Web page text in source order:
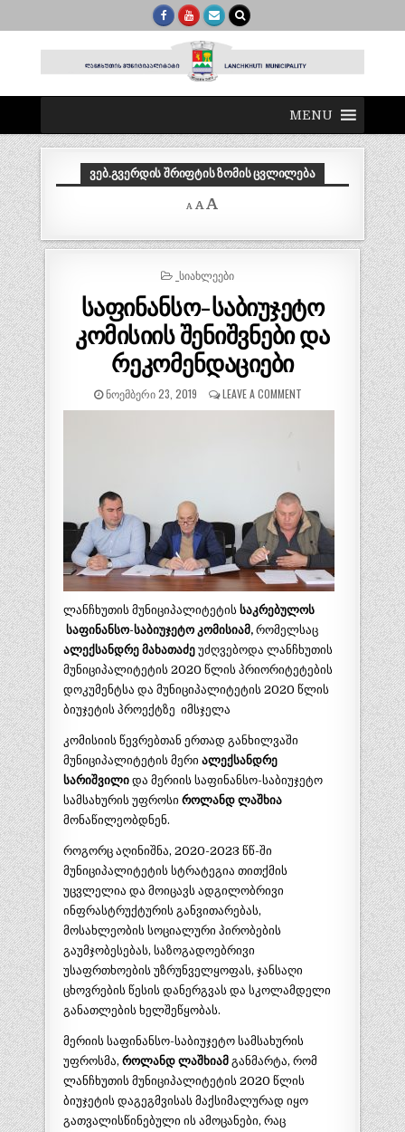
MENU
ᲕᲔᲑ.ᲒᲕᲔᲠᲓᲘᲡ ᲨᲠᲘᲤᲢᲘᲡ ᲖᲝᲛᲘᲡ ᲪᲕᲚᲘᲚᲔᲑᲐ
A
Decrease
font
A Reset
A
size.
POSTED
_ᲡᲘᲐᲮᲚᲔᲔᲑᲘ
საფინანსო-საბიუჯეტო
კომისიის შენიშვნები და
რეკომენდაციები
ᲜᲝᲔᲛᲑᲔᲠᲘ 23, 2019 LEAVE A COMMENT
ლანჩხუთის მუნიციპალიტეტის საკრებულოს
საფინანსო-საბიუჯეტო კომისიამ, რომელსაც
ალექსანდრე მახათაძეუძღვებოდა ლანჩხუთის
მუნიციპალიტეტის 2020 წლის პრიორიტეტების
დოკუმენტსა და მუნიციპალიტეტის 2020 წლის
ბიუჯეტის პროექტზე იმსჯელა
კომისიის წევრებთან ერთად განხილვაში
მუნიციპალიტეტის მერი ალექსანდრე
სარიშვილიდა მერიის საფინანსო-საბიუჯეტო
სამსახურის უფროსი როლანდ ლაშხია
მონაწილეობდნენ.
როგორც აღინიშნა, 2020-2023 წწ-ში
მუნიციპალიტეტის სტრატეგია თითქმის
უცვლელია და მოიცავს ადგილობრივი
ინფრასტრუქტურის განვითარებას,
მოსახლეობის სოციალური პირობების
გაუმჯობესებას, საზოგადოებრივი
უსაფრთხოების უზრუნველყოფას, ჯანსაღი
ცხოვრების წესის დანერგვას და სკოლამდელი
განათლების ხელშეწყობას.
მერიის საფინანსო-საბიუჯეტო სამსახურის
უფროსმა, როლანდ ლაშხიამ განმარტა, რომ
ლანჩხუთის მუნიციპალიტეტის 2020 წლის
ბიუჯეტის დაგეგმვისას მაქსიმალურად იყო
გათვალისწინებული ის ამოცანები, რაც